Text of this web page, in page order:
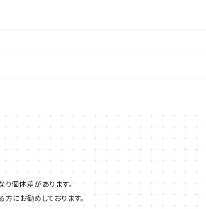
り個体差があります。
にお勧めしております。